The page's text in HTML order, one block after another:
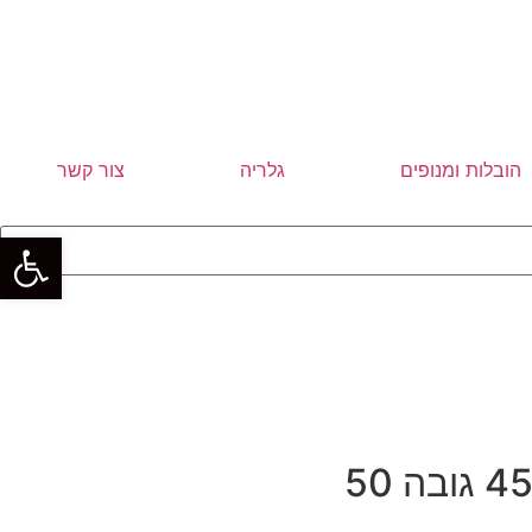
הובלות ומנופים גלריה צור קשר
פתח